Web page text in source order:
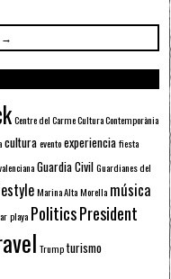
→
Centre del Carme Cultura Contemporània
cultura evento experiencia fiesta
Guardia Civil Guardianes del
Marina Alta Morella música
playa PoliticsPresident
Trump turismo